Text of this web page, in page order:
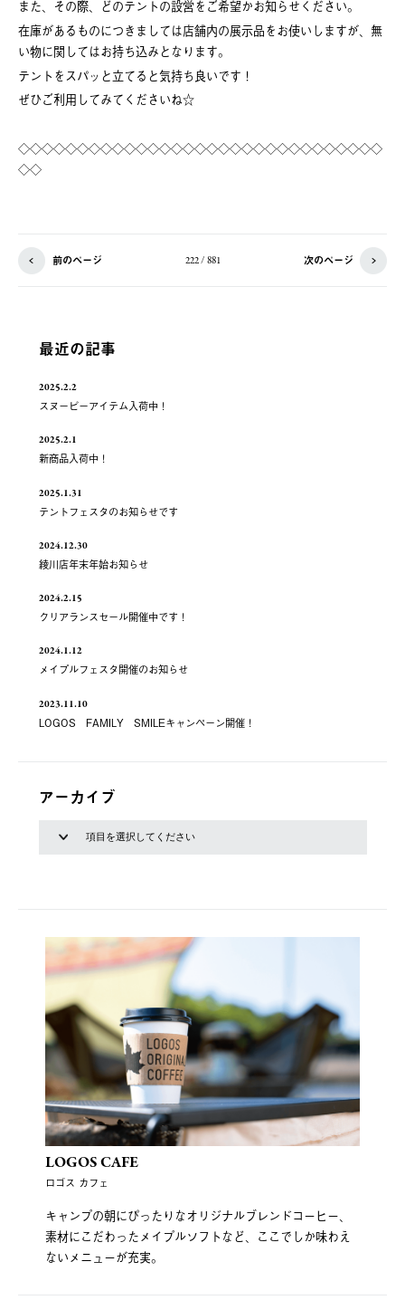
また、その際、どのテントの設営をご希望かお知らせください。
在庫があるものにつきましては店舗内の展示品をお使いしますが、無
い物に関してはお持ち込みとなります。
テントをスパッと立てると気持ち良いです！
ぜひご利用してみてくださいね☆
◇◇◇◇◇◇◇◇◇◇◇◇◇◇◇◇◇◇◇◇◇◇◇◇◇◇◇◇◇◇◇
◇◇
前のページ 222 / 881 次のページ
最近の記事
2025.2.2
スヌーピーアイテム入荷中！
2025.2.1
新商品入荷中！
2025.1.31
テントフェスタのお知らせです
2024.12.30
綾川店年末年始お知らせ
2024.2.15
クリアランスセール開催中です！
2024.1.12
メイプルフェスタ開催のお知らせ
2023.11.10
LOGOS FAMILY SMILEキャンペーン開催！
アーカイブ
LOGOS CAFE
ロゴス カフェ
キャンプの朝にぴったりなオリジナルブレンドコーヒー、
素材にこだわったメイプルソフトなど、ここでしか味わえ
ないメニューが充実。